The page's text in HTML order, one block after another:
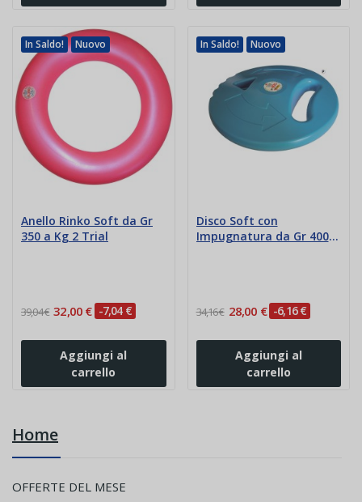
Home
OFFERTE DEL MESE
In Saldo! Nuovo
Anello Rinko Soft da Gr
350 a Kg 2 Trial
39,04 € 32,00 € -7,04 €
Aggiungi al
carrello
In Saldo! Nuovo
Disco Soft con
Impugnatura da Gr 400 a
34,16 € 28,00 € -6,16 €
Aggiungi al
carrello